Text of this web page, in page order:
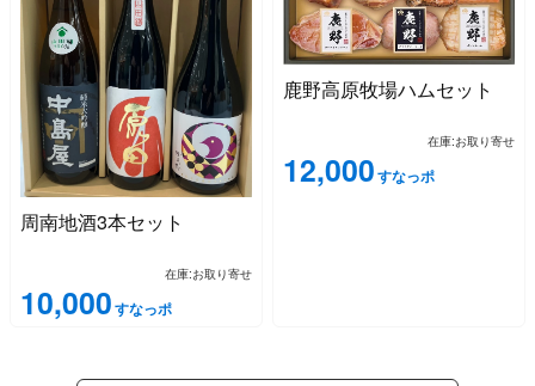
周南地酒3本セット
在庫:お取り寄せ
10,000すなっポ
鹿野高原牧場ハムセット
在庫:お取り寄せ
12,000すなっポ